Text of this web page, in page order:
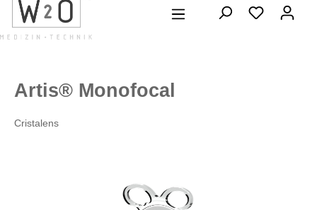
springen
Artis® Monofocal
Cristalens